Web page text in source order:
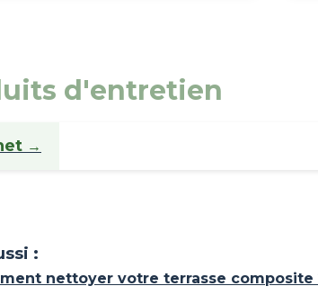
d'entretien
→
:
nettoyer votre terrasse